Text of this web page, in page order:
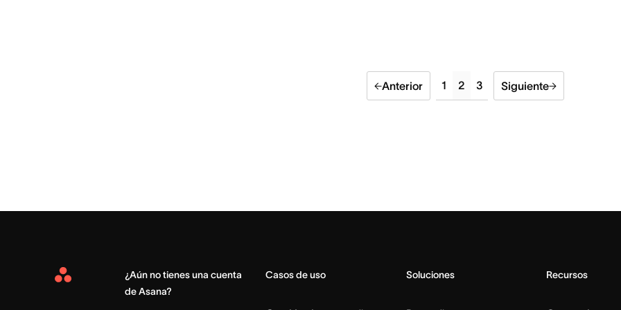
Anterior 1 2 3 Siguiente
Asana
¿Aún no tienes una cuenta
de Asana?
Casos de uso Soluciones Recursos